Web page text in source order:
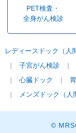
PET検査・
全身がん検診
レディースドック（人
子宮がん検診
心臓ドック
メンズドック（人
©